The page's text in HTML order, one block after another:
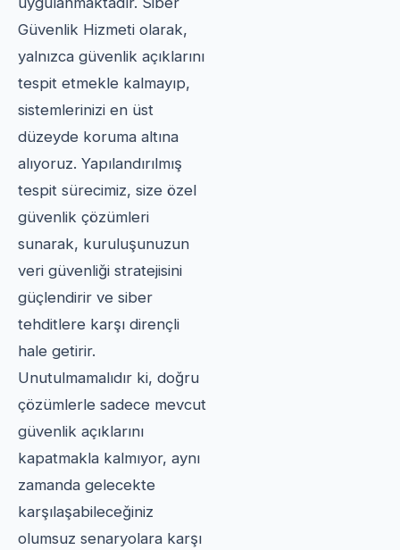
Güvenlik Hizmeti olarak,
yalnızca güvenlik açıklarını
tespit etmekle kalmayıp,
sistemlerinizi en üst
düzeyde koruma altına
alıyoruz. Yapılandırılmış
tespit sürecimiz, size özel
güvenlik çözümleri
sunarak, kuruluşunuzun
veri güvenliği stratejisini
güçlendirir ve siber
tehditlere karşı dirençli
hale getirir.
Unutulmamalıdır ki, doğru
çözümlerle sadece mevcut
güvenlik açıklarını
kapatmakla kalmıyor, aynı
zamanda gelecekte
karşılaşabileceğiniz
olumsuz senaryolara karşı